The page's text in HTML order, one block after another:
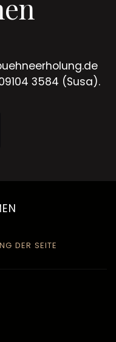
3584 (Susa).
DER SEITE